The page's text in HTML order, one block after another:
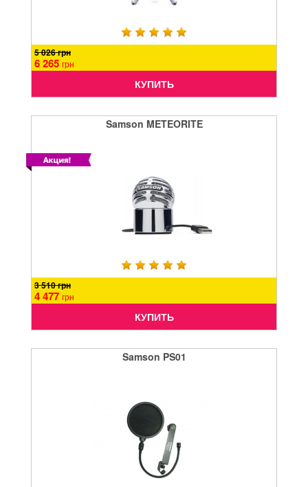
5 026 грн
6 265 грн
КУПИТЬ
Samson METEORITE
3 510 грн
4 477 грн
КУПИТЬ
Samson PS01